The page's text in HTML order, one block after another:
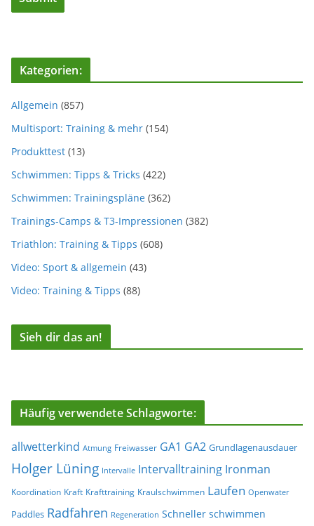
Kategorien:
Allgemein (857)
Multisport: Training & mehr (154)
Produkttest (13)
Schwimmen: Tipps & Tricks (422)
Schwimmen: Trainingspläne (362)
Trainings-Camps & T3-Impressionen (382)
Triathlon: Training & Tipps (608)
Video: Sport & allgemein (43)
Video: Training & Tipps (88)
Sieh dir das an!
Häufig verwendete Schlagworte:
allwetterkind Atmung Freiwasser GA1 GA2 Grundlagenausdauer
Holger Lüning Intervalle Intervalltraining Ironman
Koordination Kraft Krafttraining Kraulschwimmen Laufen Openwater
Paddles Radfahren Regeneration Schneller schwimmen